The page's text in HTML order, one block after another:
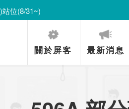
位(8/31~)
位(8/31~)
關於屏客 最新消息